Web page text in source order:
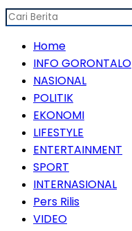
Home
INFO GORONTALO
NASIONAL
POLITIK
EKONOMI
LIFESTYLE
ENTERTAINMENT
SPORT
INTERNASIONAL
Pers Rilis
VIDEO